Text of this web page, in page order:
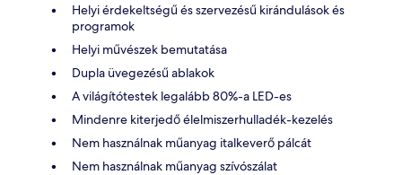
Helyi érdekeltségű és szervezésű kirándulások és
programok
Helyi művészek bemutatása
Dupla üvegezésű ablakok
A világítótestek legalább 80%-a LED-es
Mindenre kiterjedő élelmiszerhulladék-kezelés
Nem használnak műanyag italkeverő pálcát
Nem használnak műanyag szívószálat